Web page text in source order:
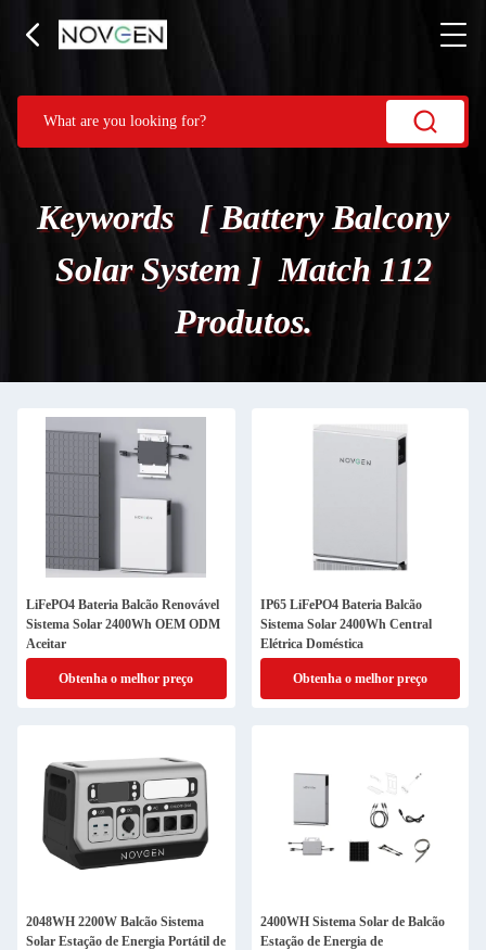
Keywords [ Battery Balcony
Solar System ] Match 112
Produtos.
LiFePO4 Bateria Balcão Renovável
Sistema Solar 2400Wh OEM ODM
Aceitar
Obtenha o melhor preço
IP65 LiFePO4 Bateria Balcão
Sistema Solar 2400Wh Central
Elétrica Doméstica
Obtenha o melhor preço
2048WH 2200W Balcão Sistema
Solar Estação de Energia Portátil de
2400WH Sistema Solar de Balcão
Estação de Energia de